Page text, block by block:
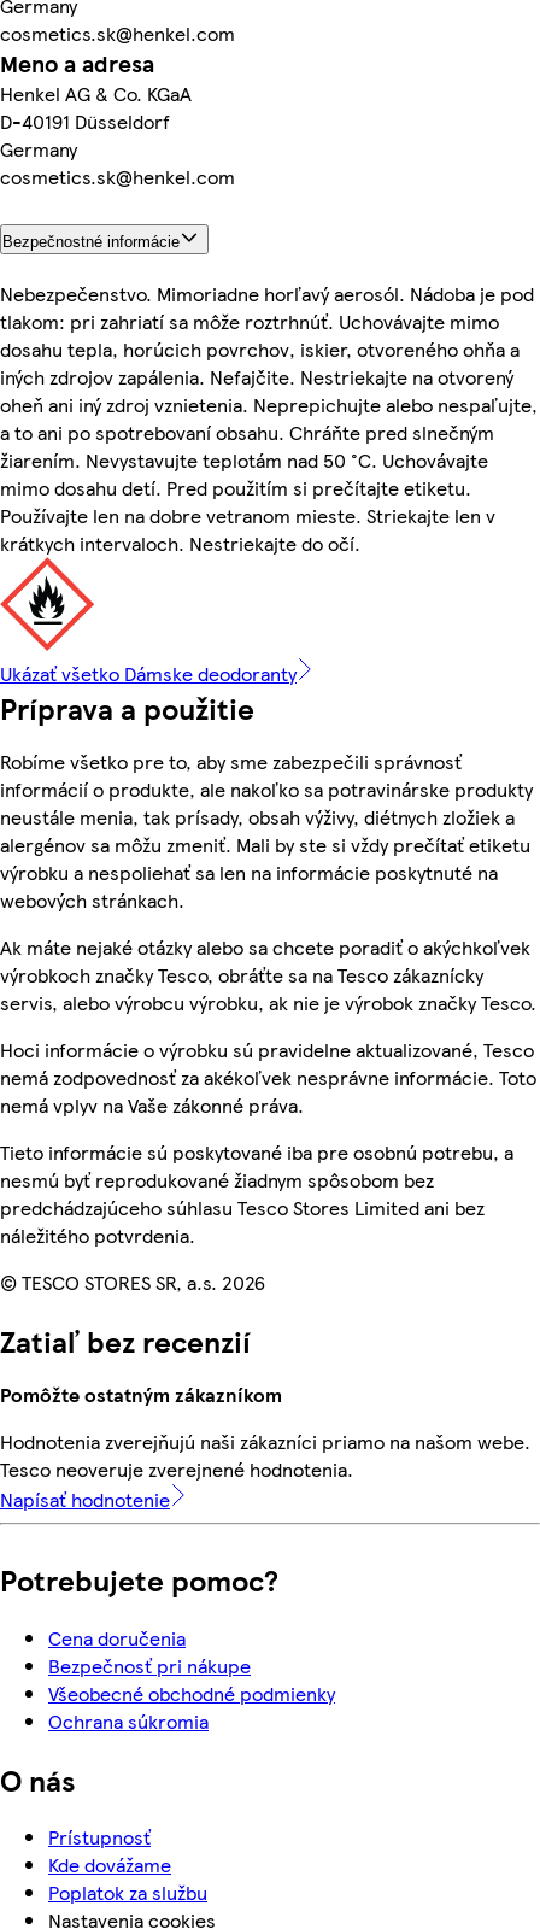
cosmetics.sk@henkel.com
Meno a adresa
Henkel AG & Co. KGaA
D-40191 Düsseldorf
Germany
cosmetics.sk@henkel.com
Bezpečnostné informácie
Nebezpečenstvo. Mimoriadne horľavý aerosól. Nádoba je pod
tlakom: pri zahriatí sa môže roztrhnúť. Uchovávajte mimo
dosahu tepla, horúcich povrchov, iskier, otvoreného ohňa a
iných zdrojov zapálenia. Nefajčite. Nestriekajte na otvorený
oheň ani iný zdroj vznietenia. Neprepichujte alebo nespaľujte,
a to ani po spotrebovaní obsahu. Chráňte pred slnečným
žiarením. Nevystavujte teplotám nad 50 °C. Uchovávajte
mimo dosahu detí. Pred použitím si prečítajte etiketu.
Používajte len na dobre vetranom mieste. Striekajte len v
krátkych intervaloch. Nestriekajte do očí.
Ukázať všetko Dámske deodoranty
Príprava a použitie
Robíme všetko pre to, aby sme zabezpečili správnosť
informácií o produkte, ale nakoľko sa potravinárske produkty
neustále menia, tak prísady, obsah výživy, diétnych zložiek a
alergénov sa môžu zmeniť. Mali by ste si vždy prečítať etiketu
výrobku a nespoliehať sa len na informácie poskytnuté na
webových stránkach.
Ak máte nejaké otázky alebo sa chcete poradiť o akýchkoľvek
výrobkoch značky Tesco, obráťte sa na Tesco zákaznícky
servis, alebo výrobcu výrobku, ak nie je výrobok značky Tesco.
Hoci informácie o výrobku sú pravidelne aktualizované, Tesco
nemá zodpovednosť za akékoľvek nesprávne informácie. Toto
nemá vplyv na Vaše zákonné práva.
Tieto informácie sú poskytované iba pre osobnú potrebu, a
nesmú byť reprodukované žiadnym spôsobom bez
predchádzajúceho súhlasu Tesco Stores Limited ani bez
náležitého potvrdenia.
© TESCO STORES SR, a.s. 2026
Zatiaľ bez recenzií
Pomôžte ostatným zákazníkom
Hodnotenia zverejňujú naši zákazníci priamo na našom webe.
Tesco neoveruje zverejnené hodnotenia.
Napísať hodnotenie
Potrebujete pomoc?
Cena doručenia
Bezpečnosť pri nákupe
Všeobecné obchodné podmienky
Ochrana súkromia
O nás
Prístupnosť
Kde dovážame
Poplatok za službu
Nastavenia cookies